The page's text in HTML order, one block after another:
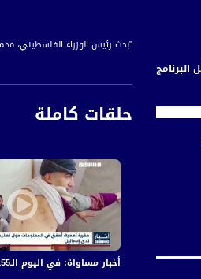
"بحث رئيس الوزراء الفلسطيني،
كما تحدث الطرفان عن عقد جلسة
هذا وأكد رئيس الوزراء على أنه
إضافية في المعركة مع الوباء.
#اخبار_مساواة يومياً الساعة 6:00 مساءً بتوقيت القدس
قناة مساواة الفضائية، صوت
حلقات كاملة
أخبار مساواة: في اليوم الـ155 من العدوان:عشرات الشهداء والجرحى في قصف الاحتلال المتواصل على قطاع غزة
البرنامج